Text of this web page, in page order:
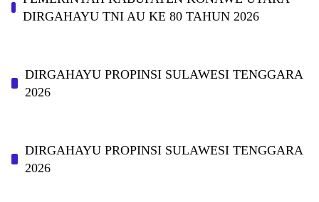
DIRGAHAYU TNI AU KE 80 TAHUN 2026
DIRGAHAYU PROPINSI SULAWESI TENGGARA
2026
DIRGAHAYU PROPINSI SULAWESI TENGGARA
2026